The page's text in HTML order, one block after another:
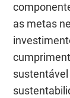
as metas
sustentável